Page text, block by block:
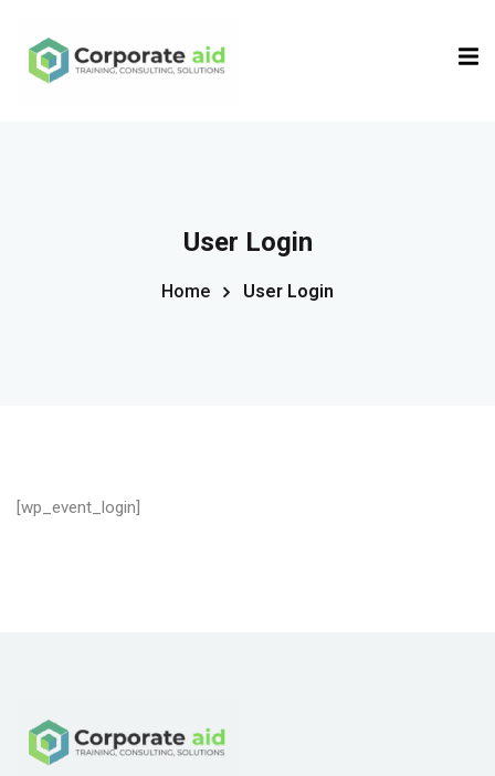
User Login
Home User Login
[wp_event_login]
Sign in